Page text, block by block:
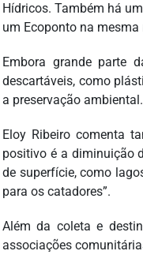
Hídricos. Também há
um Ecoponto na
Embora grande parte
descartáveis, como
a preservação ambiental.
Eloy Ribeiro comenta
positivo é a diminuição
de superfície, como
para os catadores”.
Além da coleta e
associações